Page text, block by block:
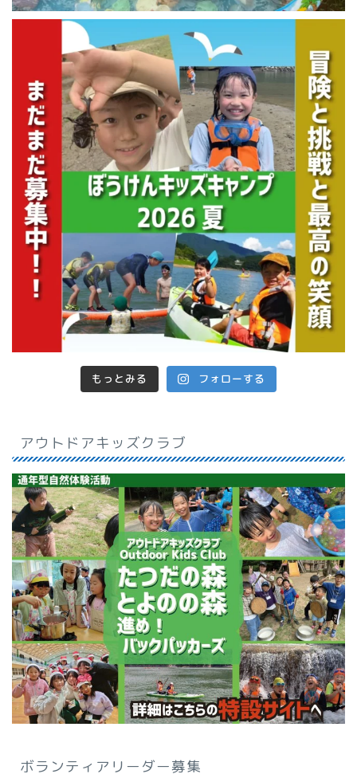
もっとみる フォローする
アウトドアキッズクラブ
ボランティアリーダー募集